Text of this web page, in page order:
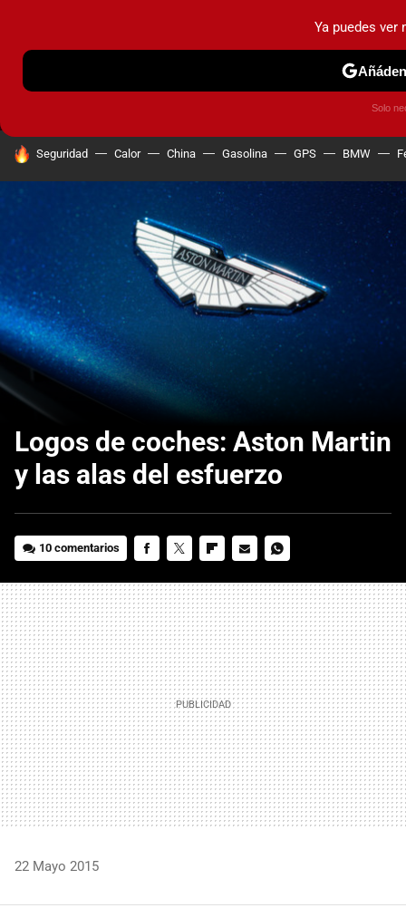
MENÚ NUEVO
F1
HOY SE HABLA DE
Seguridad Calor China Gasolina GPS BMW
Logos de coches: Aston Martin
y las alas del esfuerzo
10 comentarios
MAIL
22 Mayo 2015
Ya puedes ver
Solo